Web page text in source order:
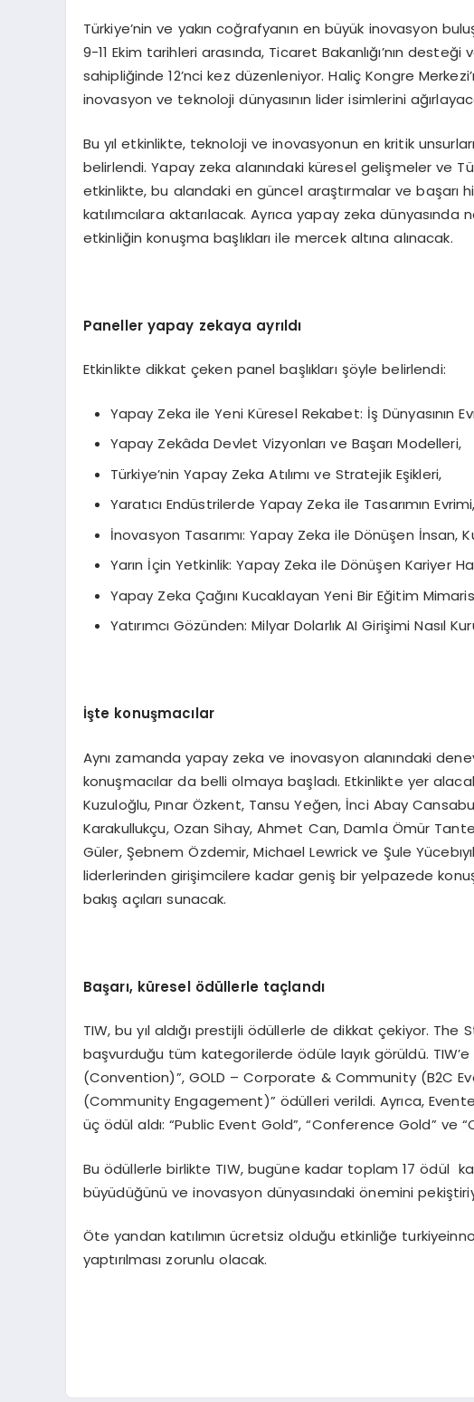
Türkiye’nin ve yakın coğrafyanın en büyük inovasyon
9-11 Ekim tarihleri arasında, Ticaret Bakanlığı’nın
sahipliğinde 12’nci kez düzenleniyor. Haliç Kongre
inovasyon ve teknoloji dünyasının lider isimlerini
Bu yıl etkinlikte, teknoloji ve inovasyonun en kritik
belirlendi. Yapay zeka alanındaki küresel gelişmeler ve
etkinlikte, bu alandaki en güncel araştırmalar ve başarı
katılımcılara aktarılacak. Ayrıca yapay zeka
etkinliğin konuşma başlıkları ile mercek altına alınacak.
Paneller yapay zekaya ayrıldı
Etkinlikte dikkat çeken panel başlıkları şöyle belirlendi:
Yapay Zeka ile Yeni Küresel Rekabet: İş Dünyasının
Yapay Zekâda Devlet Vizyonları ve Başarı Modelleri,
Türkiye’nin Yapay Zeka Atılımı ve Stratejik Eşikleri,
Yaratıcı Endüstrilerde Yapay Zeka ile Tasarımın Evrimi,
İnovasyon Tasarımı: Yapay Zeka ile Dönüşen İnsan,
Yarın İçin Yetkinlik: Yapay Zeka ile Dönüşen Kariyer
Yapay Zeka Çağını Kucaklayan Yeni Bir Eğitim
Yatırımcı Gözünden: Milyar Dolarlık AI Girişimi Nasıl
İşte konuşmacılar
Aynı zamanda yapay zeka ve inovasyon alanındaki
konuşmacılar da belli olmaya başladı. Etkinlikte yer
Kuzuloğlu, Pınar Özkent, Tansu Yeğen, İnci Abay
Karakullukçu, Ozan Sihay, Ahmet Can, Damla Ömür
Güler, Şebnem Özdemir, Michael Lewrick ve Şule
liderlerinden girişimcilere kadar geniş bir yelpazede
bakış açıları sunacak.
Başarı, küresel ödüllerle taçlandı
TIW, bu yıl aldığı prestijli ödüllerle de dikkat çekiyor.
başvurduğu tüm kategorilerde ödüle layık görüldü.
(Convention)”, GOLD – Corporate & Community (B2C
(Community Engagement)” ödülleri verildi. Ayrıca,
üç ödül aldı: “Public Event Gold”, “Conference Gold” ve
Bu ödüllerle birlikte TIW, bugüne kadar toplam 17 ödül
büyüdüğünü ve inovasyon dünyasındaki önemini
Öte yandan katılımın ücretsiz olduğu etkinliğe
yaptırılması zorunlu olacak.